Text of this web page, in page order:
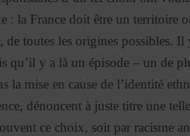
: la France doit être un territoire
de toutes les origines possibles.
qu’il y a là un épisode – un de
la mise en cause de l’identité
dénoncent à juste titre une
ce choix, soit par racisme